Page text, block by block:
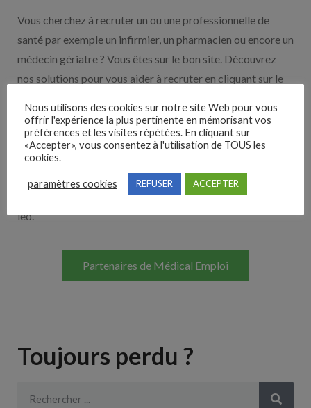
Vous cherchez à recruter un ou une professionnelle de
santé par exemple un infirmier, un pharmacien ou encore un
médecin gériatre ? Vous êtes sur le bon site. Découvrez
nos solutions pour vous aider à recruter en cliquant sur le
Nos solutions entreprises
Lorem ipsum dolor sit amet, consectetur adipiscing elit. Ut
elit tellus, luctus nec ullamcorper mattis, pulvinar dapibus
leo.
Partenaires de Médical Emploi
Toujours perdu ?
Nous utilisons des cookies sur notre site Web pour vous
offrir l'expérience la plus pertinente en mémorisant vos
préférences et les visites répétées. En cliquant sur
«Accepter», vous consentez à l'utilisation de TOUS les
cookies.
paramètres cookies REFUSER ACCEPTER